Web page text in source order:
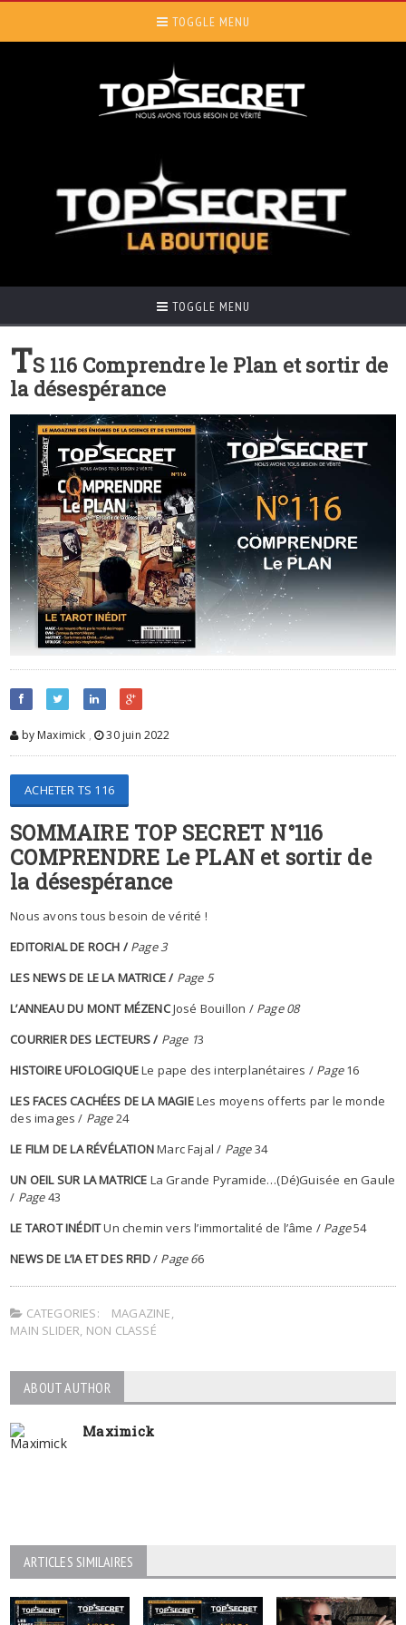
TOGGLE MENU
TOGGLE MENU
TS 116 Comprendre le Plan et sortir de
la désespérance
by Maximick , 30 juin 2022
ACHETER TS 116
SOMMAIRE TOP SECRET N°116
COMPRENDRE Le PLAN et sortir de
la désespérance
Nous avons tous besoin de vérité !
EDITORIAL DE ROCH / Page 3
LES NEWS DE LE LA MATRICE / Page 5
L’ANNEAU DU MONT MÉZENCJosé Bouillon / Page 08
COURRIER DES LECTEURS / Page 13
HISTOIRE UFOLOGIQUELe pape des interplanétaires / Page16
LES FACES CACHÉES DE LA MAGIELes moyens offerts par le monde
des images / Page24
LE FILM DE LA RÉVÉLATIONMarc Fajal / Page34
UN OEIL SUR LA MATRICE La Grande Pyramide…(Dé)Guisée en Gaule
/ Page43
LE TAROT INÉDITUn chemin vers l’immortalité de l’âme / Page54
NEWS DE L’IA ET DES RFID/ Page 66
CATEGORIES: MAGAZINE,
MAIN SLIDER, NON CLASSÉ
ABOUT AUTHOR
Maximick
ARTICLES SIMILAIRES